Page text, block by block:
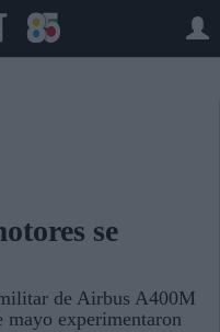
se
de Airbus A400M
mayo experimentaron